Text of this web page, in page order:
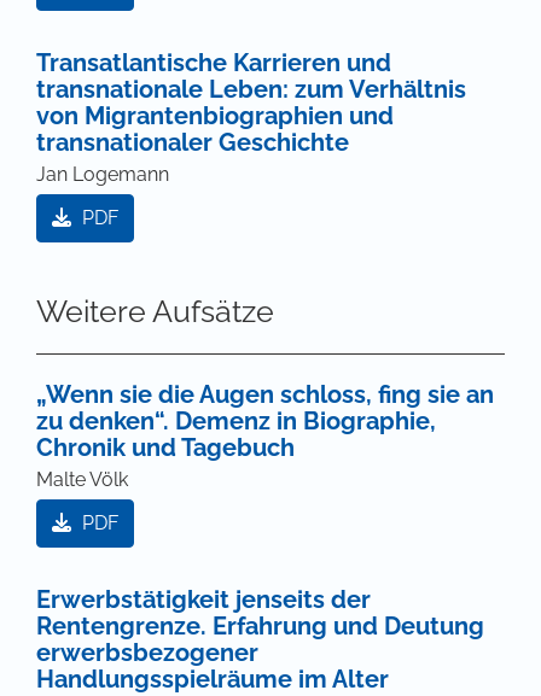
Transatlantische Karrieren und
transnationale Leben: zum Verhältnis
von Migrantenbiographien und
transnationaler Geschichte
Jan Logemann
PDF
Weitere Aufsätze
„Wenn sie die Augen schloss, fing sie an
zu denken“. Demenz in Biographie,
Chronik und Tagebuch
Malte Völk
PDF
Erwerbstätigkeit jenseits der
Rentengrenze. Erfahrung und Deutung
erwerbsbezogener
Handlungsspielräume im Alter